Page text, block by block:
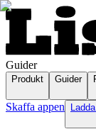
Guider
Produkt Guider
Skaffa appen